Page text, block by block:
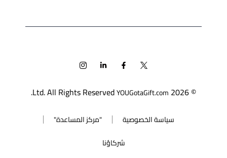
© 2026
YOUGotaGift.com
سياسة الخصوصية
"مركز المساعدة"
شركاؤنا